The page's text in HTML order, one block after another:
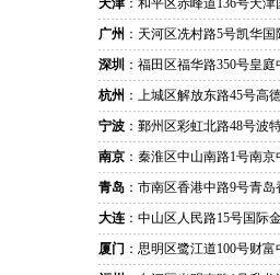
天津 ：和平区赤峰道136号天
广州 ：天河区冼村路5号凯华
深圳 ：福田区福华路350号皇庭
杭州 ：上城区解放东路45号高
宁波 ：鄞州区彩虹北路48号波
南京 ：秦淮区中山南路1号南京
青岛 ：市南区香港中路9号青
大连 ：中山区人民路15号国际
厦门 ：思明区鹭江道100号财富